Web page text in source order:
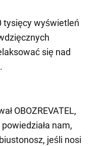
tysięcy wyświetleń
się nad
OBOZREVATEL,
nam,
jeśli nosi